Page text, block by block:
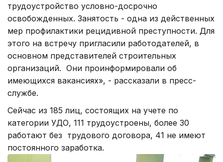
трудоустройство условно-досрочно
освобожденных. Занятость - одна из действенных
мер профилактики рецидивной преступности. Для
этого на встречу пригласили работодателей, в
основном представителей строительных
организаций. Они проинформировали об
имеющихся вакансиях», - рассказали в пресс-
службе.
Сейчас из 185 лиц, состоящих на учете по
категории УДО, 111 трудоустроены, более 30
работают без трудового договора, 41 не имеют
постоянного заработка.